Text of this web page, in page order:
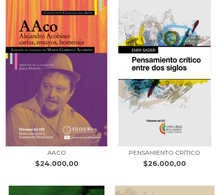
AACO
$24.000,00
PENSAMIENTO CRÍTICO
$26.000,00